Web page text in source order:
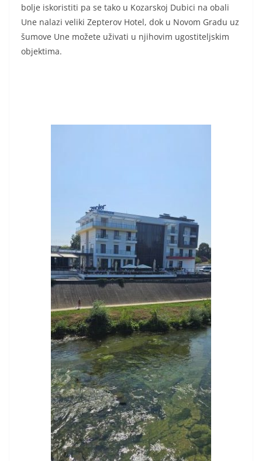
bolje iskoristiti pa se tako u Kozarskoj Dubici na obali
Une nalazi veliki Zepterov Hotel, dok u Novom Gradu uz
šumove Une možete uživati u njihovim ugostiteljskim
objektima.